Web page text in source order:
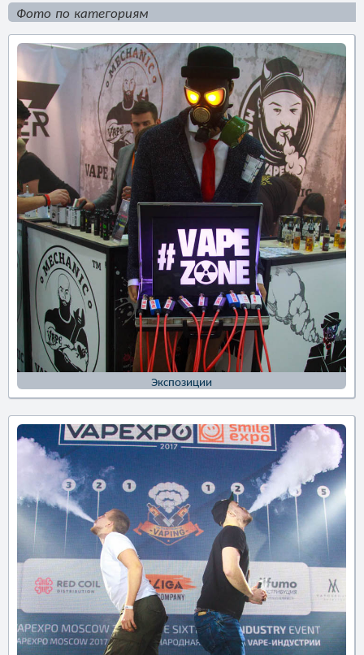
Фото по категориям
Экспозиции